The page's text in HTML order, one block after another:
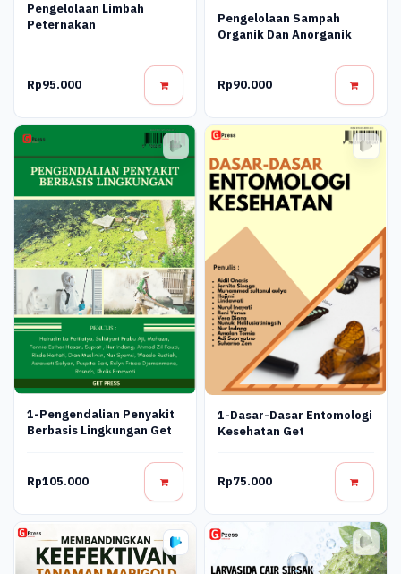
Pengelolaan Limbah
Peternakan
Rp95.000
Pengelolaan Sampah
Organik Dan Anorganik
Rp90.000
1-Pengendalian Penyakit
Berbasis Lingkungan Get
Rp105.000
1-Dasar-Dasar Entomologi
Kesehatan Get
Rp75.000